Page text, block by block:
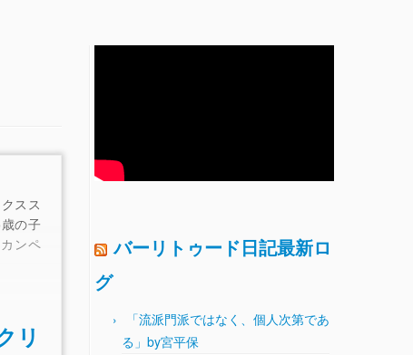
スス
の子
ンペ
リ
バーリトゥード日記最新ロ
グ
「流派門派ではなく、個人次第であ
る」by宮平保